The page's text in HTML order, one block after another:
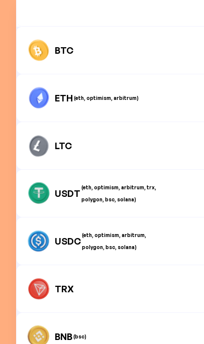
BTC
ETH (eth, optimism, arbitrum)
LTC
USDT
(eth, optimism, arbitrum, trx,
polygon, bsc, solana)
USDC
(eth, optimism, arbitrum,
polygon, bsc, solana)
TRX
BNB(bsc)